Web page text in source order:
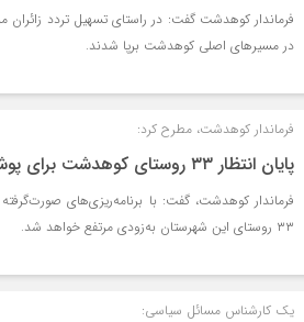
فرماندار کوهدشت گفت: در راستای تسهیل تردد
در مسیرهای اصلی کوهدشت برپا شدند.
فرماندار کوهدشت، مطرح کرد:
پایان انتظار ۳۳ روستای کوهدشت برای پوشش ارتباطی
۳۳ روستای این شهرستان به‌زودی مرتفع خواهد شد.
یک کارشناس مسائل سیاسی: